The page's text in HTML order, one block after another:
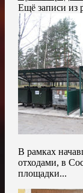
Ещё записи из
В рамках
отходами, в
площадки...